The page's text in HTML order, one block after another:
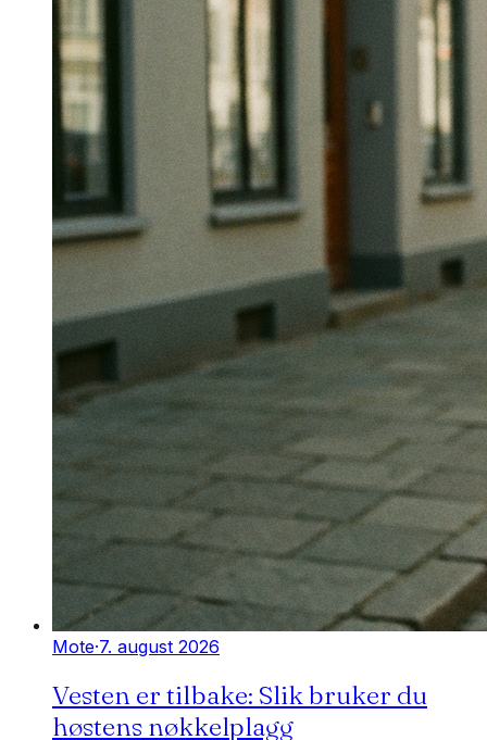
Mote·7. august 2026
Vesten er tilbake: Slik bruker du
høstens nøkkelplagg